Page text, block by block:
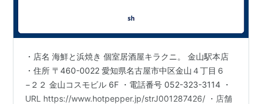
・店名 海鮮と浜焼き 個室居酒屋キラクニ。 金山駅本店
・住所 〒460-0022 愛知県名古屋市中区金山４丁目６
−２２ 金山コスモビル 6F ・電話番号 052-323-3114 ・
URL https://www.hotpepper.jp/strJ001287426/ ・店舗